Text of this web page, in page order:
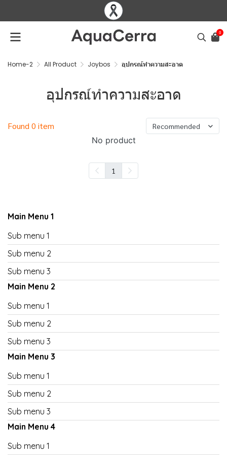
0
Home-2 All Product Joybos อุปกรณ์ทำความสะอาด
อุปกรณ์ทำความสะอาด
Found 0 item Recommended
No product
1
Main Menu 1
Sub menu 1
Sub menu 2
Sub menu 3
Main Menu 2
Sub menu 1
Sub menu 2
Sub menu 3
Main Menu 3
Sub menu 1
Sub menu 2
Sub menu 3
Main Menu 4
Sub menu 1